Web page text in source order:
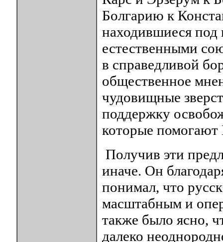
Болгарию к
находившиеся под
естественными
в справедливой
общественное
чудовищные
поддержку
которые помогают
Получив эти
иначе. Он
понимал, что
масштабным и
также было ясно,
далеко